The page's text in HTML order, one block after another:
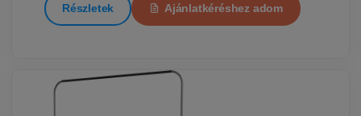
Részletek Ajánlatkéréshez adom